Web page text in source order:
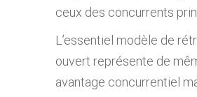
ceux des concurrents
L’essentiel modèle de
ouvert représente de
avantage concurrentiel